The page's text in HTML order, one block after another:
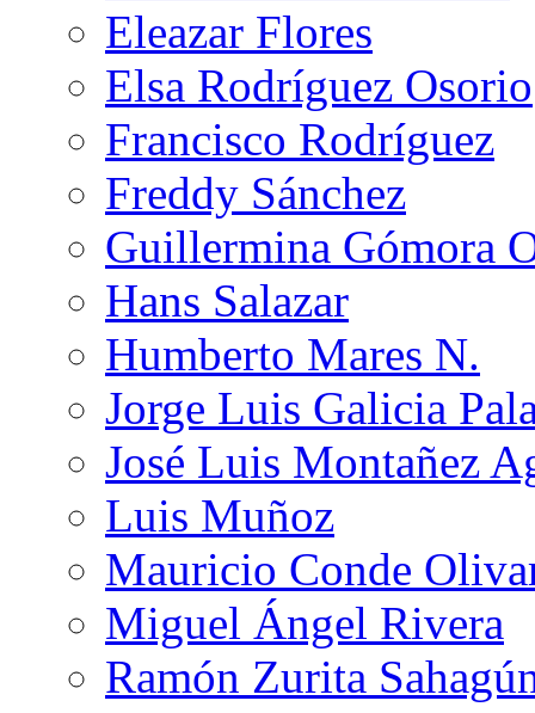
Eleazar Flores
Elsa Rodríguez Osorio
Francisco Rodríguez
Freddy Sánchez
Guillermina Gómora
Hans Salazar
Humberto Mares N.
Jorge Luis Galicia
José Luis Montañez
Luis Muñoz
Mauricio Conde
Miguel Ángel Rivera
Ramón Zurita